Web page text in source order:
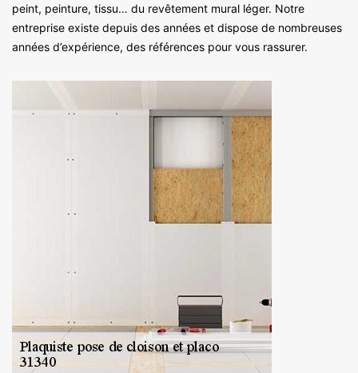
peint, peinture, tissu… du revêtement mural léger. Notre
entreprise existe depuis des années et dispose de nombreuses
années d’expérience, des références pour vous rassurer.